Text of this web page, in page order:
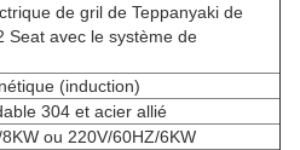
de gril de Teppanyaki de
Seat avec le système de
(induction)
304 et acier allié
ou 220V/60HZ/6KW